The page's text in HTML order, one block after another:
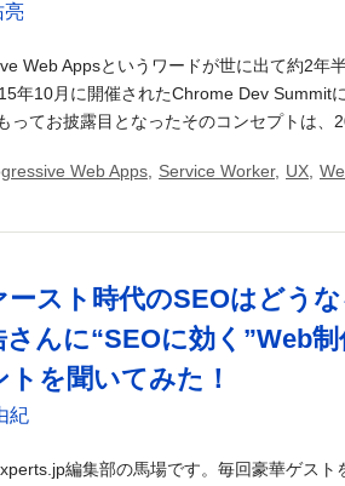
亮
Web Appsというワードが世に出て約2年
年10月に開催されたChrome Dev Summit
ってお披露目となったそのコンセプトは、
Web Apps Service Worker, UX
ースト時代のSEOはどう
さんに“SEOに効く”Web
トを聞いてみた！
紀
編集部の馬場です。毎回豪華ゲスト